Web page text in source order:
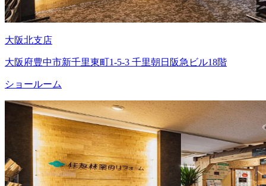
大阪北支店
大阪府豊中市新千里東町1-5-3 千里朝日阪急ビル18階
ショールーム